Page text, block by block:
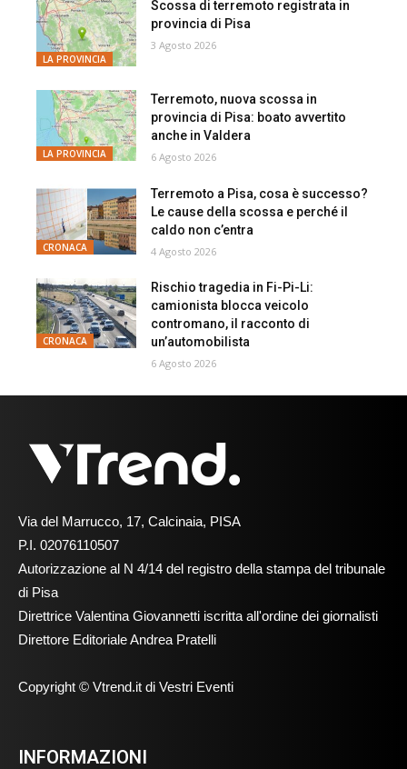
LA PROVINCIA
Scossa di terremoto registrata in
provincia di Pisa
3 Agosto 2026
LA PROVINCIA
Terremoto, nuova scossa in
provincia di Pisa: boato avvertito
anche in Valdera
6 Agosto 2026
CRONACA
Terremoto a Pisa, cosa è successo?
Le cause della scossa e perché il
caldo non c’entra
4 Agosto 2026
CRONACA
Rischio tragedia in Fi-Pi-Li:
camionista blocca veicolo
contromano, il racconto di
un’automobilista
6 Agosto 2026
Via del Marrucco, 17, Calcinaia, PISA
P.I. 02076110507
Autorizzazione al N 4/14 del registro della stampa del tribunale
di Pisa
Direttrice Valentina Giovannetti iscritta all'ordine dei giornalisti
Direttore Editoriale Andrea Pratelli
Copyright © Vtrend.it di Vestri Eventi
INFORMAZIONI